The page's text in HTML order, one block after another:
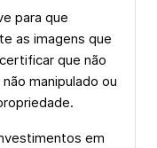
para que
as imagens que
que não
manipulado ou
em